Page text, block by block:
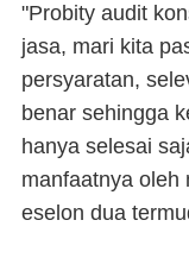
"Probity audit
jasa, mari kita
persyaratan,
benar sehingga
hanya selesai
manfaatnya oleh
eselon dua